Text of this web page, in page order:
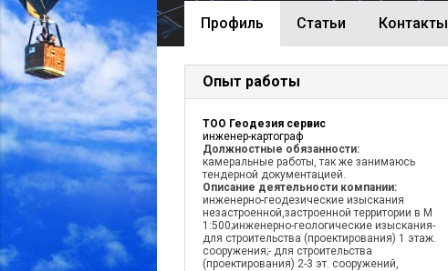
Профиль Cтатьи Контакты
Опыт работы
ТОО Геодезия сервис
инженер-картограф
Должностные обязанности:
камеральные работы, так же занимаюсь
тендерной документацией.
Описание деятельности компании:
инженерно-геодезические изыскания
незастроенной,застроенной территории в М
1:500;инженерно-геологические изыскания-
для строительства (проектирования) 1 этаж.
сооружения;- для строительства
(проектирования) 2-3 эт. сооружений,